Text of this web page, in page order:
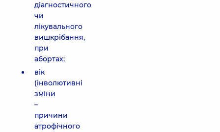
діагностичного
чи
лікувального
вишкрібання,
при
абортах;
вік
(інволютивні
зміни
–
причини
атрофічного